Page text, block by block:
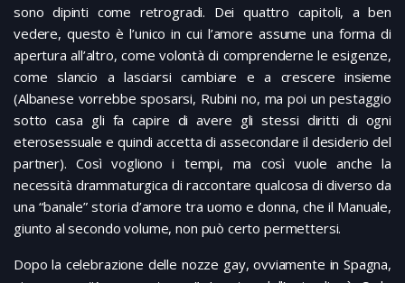
sono dipinti come retrogradi. Dei quattro capitoli, a ben
vedere, questo è l’unico in cui l’amore assume una forma di
apertura all’altro, come volontà di comprenderne le esigenze,
come slancio a lasciarsi cambiare e a crescere insieme
(Albanese vorrebbe sposarsi, Rubini no, ma poi un pestaggio
sotto casa gli fa capire di avere gli stessi diritti di ogni
eterosessuale e quindi accetta di assecondare il desiderio del
partner). Così vogliono i tempi, ma così vuole anche la
necessità drammaturgica di raccontare qualcosa di diverso da
una “banale” storia d’amore tra uomo e donna, che il Manuale,
giunto al secondo volume, non può certo permettersi.
Dopo la celebrazione delle nozze gay, ovviamente in Spagna,